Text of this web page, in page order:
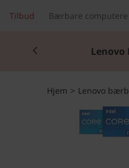
kn
Tilbud Bærbare computere
Hjem > Lenovo